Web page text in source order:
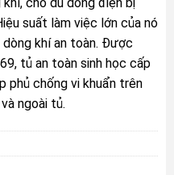
suất làm việc lớn của nó
dòng khí an toàn. Được
tủ an toàn sinh học cấp
phủ chống vi khuẩn trên
ngoài tủ.